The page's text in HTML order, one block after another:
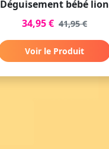
Déguisement bébé lion
34,95 € 41,95 €
Voir le Produit